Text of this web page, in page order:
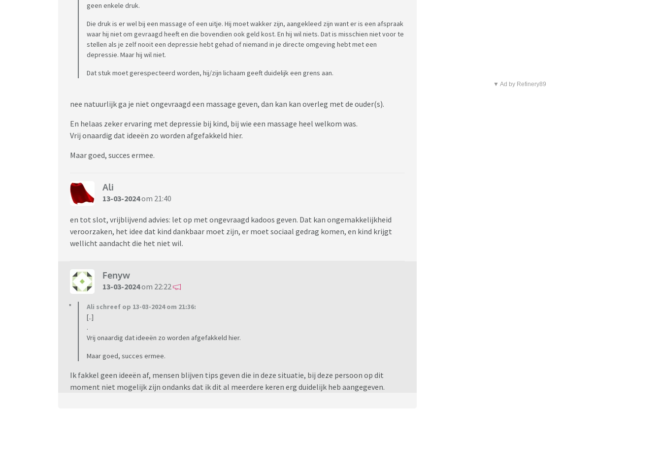
geen enkele druk.
Die druk is er wel bij een massage of een uitje. Hij moet wakker zijn, aangekleed zijn want er is een afspraak
waar hij niet om gevraagd heeft en die bovendien ook geld kost. En hij wil niets. Dat is misschien niet voor te
stellen als je zelf nooit een depressie hebt gehad of niemand in je directe omgeving hebt met een
depressie. Maar hij wil niet.
Dat stuk moet gerespecteerd worden, hij/zijn lichaam geeft duidelijk een grens aan.
nee natuurlijk ga je niet ongevraagd een massage geven, dan kan kan overleg met de ouder(s).
En helaas zeker ervaring met depressie bij kind, bij wie een massage heel welkom was.
Vrij onaardig dat ideeën zo worden afgefakkeld hier.
Maar goed, succes ermee.
Ali
13-03-2024om 21:40
en tot slot, vrijblijvend advies: let op met ongevraagd kadoos geven. Dat kan ongemakkelijkheid
veroorzaken, het idee dat kind dankbaar moet zijn, er moet sociaal gedrag komen, en kind krijgt
wellicht aandacht die het niet wil.
Fenyw
13-03-2024om 22:22
Ali schreef op 13-03-2024 om 21:36:
[..]
.
Vrij onaardig dat ideeën zo worden afgefakkeld hier.
Maar goed, succes ermee.
Ik fakkel geen ideeën af, mensen blijven tips geven die in deze situatie, bij deze persoon op dit
moment niet mogelijk zijn ondanks dat ik dit al meerdere keren erg duidelijk heb aangegeven.
▼ Ad by Refinery89